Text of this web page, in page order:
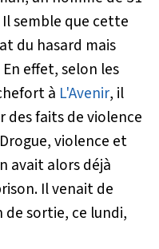
semble que cette
du hasard mais
effet, selon les
à L'Avenir, il
faits de violence
violence et
avait alors déjà
Il venait de
de sortie, ce lundi,